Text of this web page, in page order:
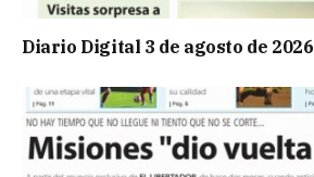
Diario Digital 3 de agosto de 2026